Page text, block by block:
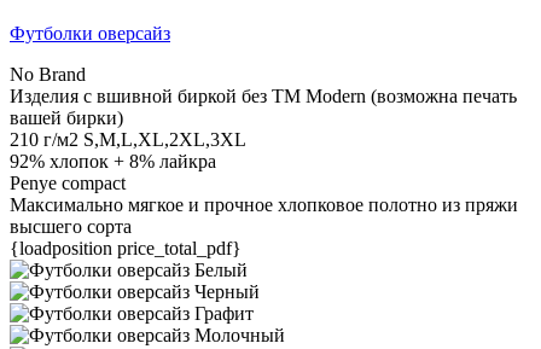
Футболки оверсайз
No Brand
Изделия с вшивной биркой без TM Modern (возможна печать
вашей бирки)
210 г/м2 S,M,L,XL,2XL,3XL
92% хлопок + 8% лайкра
Penye compact
Максимально мягкое и прочное хлопковое полотно из пряжи
высшего сорта
{loadposition price_total_pdf}